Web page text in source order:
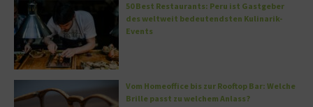
50 Best Restaurants: Peru ist Gastgeber
des weltweit bedeutendsten Kulinarik-
Events
Vom Homeoffice bis zur Rooftop Bar: Welche
Brille passt zu welchem Anlass?